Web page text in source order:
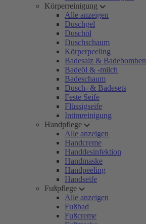
Körperreinigung
Alle anzeigen
Duschgel
Duschöl
Duschschaum
Körperpeeling
Badesalz & Badebomben
Badeöl & -milch
Badeschaum
Dusch- & Badesets
Feste Seife
Flüssigseife
Intimreinigung
Handpflege
Alle anzeigen
Handcreme
Handdesinfektion
Handmaske
Handpeeling
Handseife
Fußpflege
Alle anzeigen
Fußbad
Fußcreme